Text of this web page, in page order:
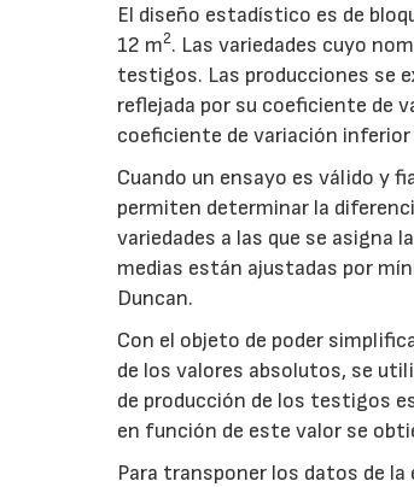
El diseño estadístico es de
12 m2. Las variedades cuyo
testigos. Las producciones se
reflejada por su coeficiente de
coeficiente de variación inferior
Cuando un ensayo es válido y
permiten determinar la
variedades a las que se
medias están ajustadas por
Duncan.
Con el objeto de poder
de los valores absolutos, se
de producción de los testigos
en función de este valor se
Para transponer los datos de la